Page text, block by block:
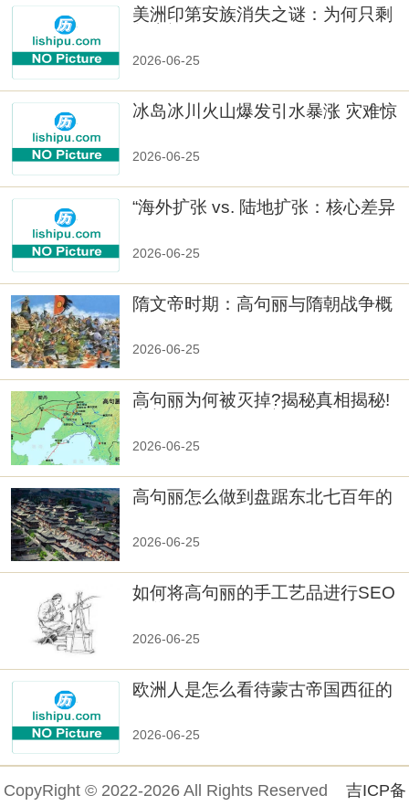
美洲印第安族消失之谜：为何只剩
2026-06-25
冰岛冰川火山爆发引水暴涨 灾难惊
2026-06-25
“海外扩张 vs. 陆地扩张：核心差异
2026-06-25
隋文帝时期：高句丽与隋朝战争概
2026-06-25
高句丽为何被灭掉?揭秘真相揭秘!
2026-06-25
高句丽怎么做到盘踞东北七百年的
2026-06-25
如何将高句丽的手工艺品进行SEO
2026-06-25
欧洲人是怎么看待蒙古帝国西征的
2026-06-25
CopyRight © 2022-2026 All Rights Reserved 吉ICP备